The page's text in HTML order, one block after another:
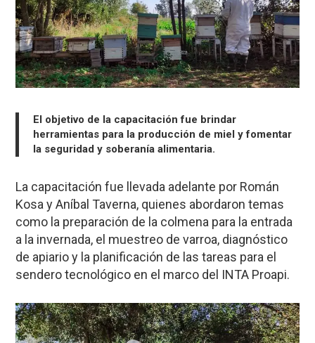
El objetivo de la capacitación fue brindar
herramientas para la producción de miel y fomentar
la seguridad y soberanía alimentaria.
La capacitación fue llevada adelante por Román
Kosa y Aníbal Taverna, quienes abordaron temas
como la preparación de la colmena para la entrada
a la invernada, el muestreo de varroa, diagnóstico
de apiario y la planificación de las tareas para el
sendero tecnológico en el marco del INTA Proapi.